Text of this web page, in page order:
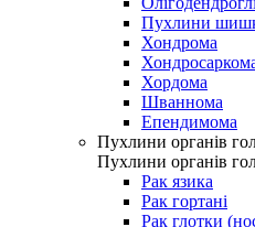
Пухлини
Хондрома
Хордома
Шваннома
Епендимома
Пухлини органів
Пухлини органів
Рак язика
Рак гортані
Рак глотки